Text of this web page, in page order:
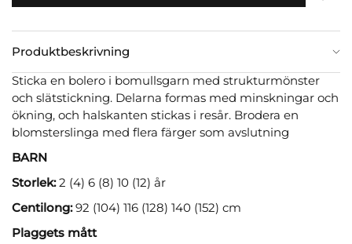
Produktbeskrivning
Sticka en bolero i bomullsgarn med strukturmönster
och slätstickning. Delarna formas med minskningar och
ökning, och halskanten stickas i resår. Brodera en
blomsterslinga med flera färger som avslutning
BARN
Storlek:2 (4) 6 (8) 10 (12) år
Centilong:92 (104) 116 (128) 140 (152) cm
Plaggets mått